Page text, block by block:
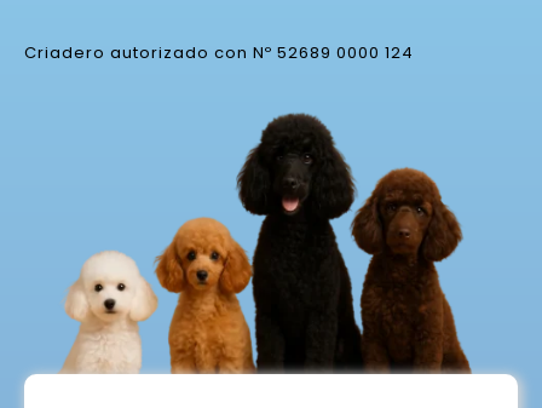
Criadero autorizado con Nº 52689 0000 124